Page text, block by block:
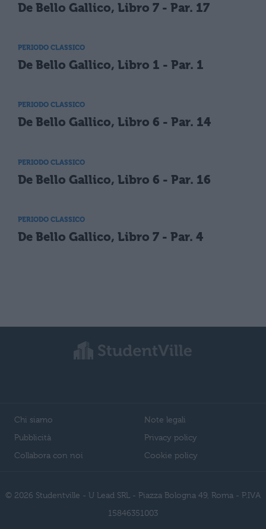
De Bello Gallico, Libro 7 - Par. 17
PERIODO CLASSICO
De Bello Gallico, Libro 1 - Par. 1
PERIODO CLASSICO
De Bello Gallico, Libro 6 - Par. 14
PERIODO CLASSICO
De Bello Gallico, Libro 6 - Par. 16
PERIODO CLASSICO
De Bello Gallico, Libro 7 - Par. 4
Chi siamo
Pubblicità
Collabora con noi
Note legali
Privacy policy
Cookie policy
© 2026 Studentville - U Lead SRL - Piazza Bologna 49, Roma - P.IVA
15846351003